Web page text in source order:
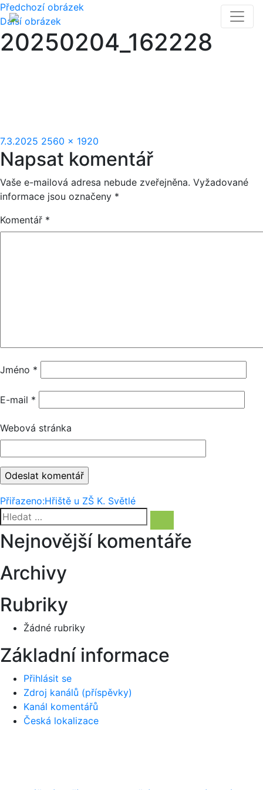
Předchozí obrázek
Další obrázek
20250204_162228
Publikováno:
7.3.2025 Původní
velikost:
2560 × 1920
Napsat komentář
Vaše e-mailová adresa nebude zveřejněna. Vyžadované
informace jsou označeny *
Komentář *
Jméno *
E-mail *
Webová stránka
Navigace
pro
příspěvek
Přiřazeno:Hřiště u ZŠ K. Světlé
Hledat:
Hledání
Nejnovější komentáře
Archivy
Rubriky
Žádné rubriky
Základní informace
Přihlásit se
Zdroj kanálů (příspěvky)
Kanál komentářů
Česká lokalizace